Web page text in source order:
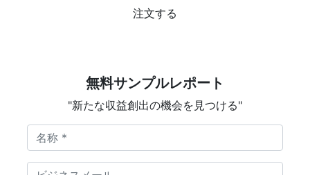
注文する
無料サンプルレポート
"新たな収益創出の機会を見つける"